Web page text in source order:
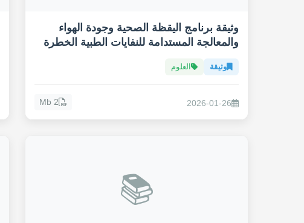
وثيقة برنامج اليقظة الصحية وجودة الهواء
والمعالجة المستدامة للنفايات الطبية الخطرة
وثيقة العلوم
2026-01-26
2 Mb
📚